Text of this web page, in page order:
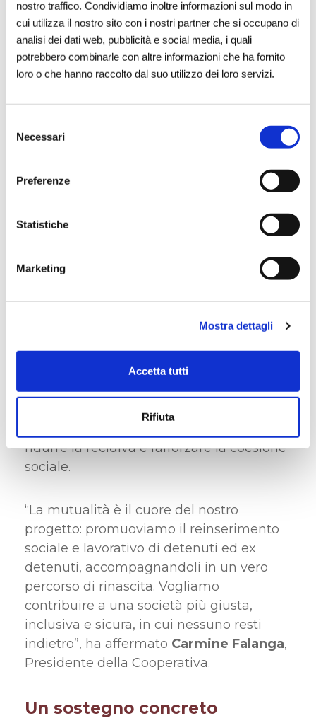
nostro traffico. Condividiamo inoltre informazioni sul modo in
cui utilizza il nostro sito con i nostri partner che si occupano di
analisi dei dati web, pubblicità e social media, i quali
potrebbero combinarle con altre informazioni che ha fornito
loro o che hanno raccolto dal suo utilizzo dei loro servizi.
delNecessari
Preferenze
Statistiche
Marketing
Mostra dettagli
Accetta tutti
Rifiuta
imprese e associazioni locali.
“Partiamo da un momento di grande
vulnerabilità, come la perdita improvvisa
anche economica. La mutualità, in questo
sociale e quello imprenditoriale, capace
durature e risposte concrete ai bisogni
emergenti della nostra società”, ha
della Fondazione.
inclusione lavorativa e sociale di
detenuti ed ex detenuti, nato ad
Alessandria dallaCooperativa Idee in
Fuga. Un laboratorio di panificazione
dove il lavoro diventa occasione di
ridurre la recidiva e rafforzare la coesione
sociale.
“La mutualità è il cuore del nostro
progetto: promuoviamo il reinserimento
sociale e lavorativo di detenuti ed ex
detenuti, accompagnandoli in un vero
percorso di rinascita. Vogliamo
contribuire a una società più giusta,
inclusiva e sicura, in cui nessuno resti
indietro”, ha affermato Carmine Falanga,
Presidente della Cooperativa.
Un sostegno concreto